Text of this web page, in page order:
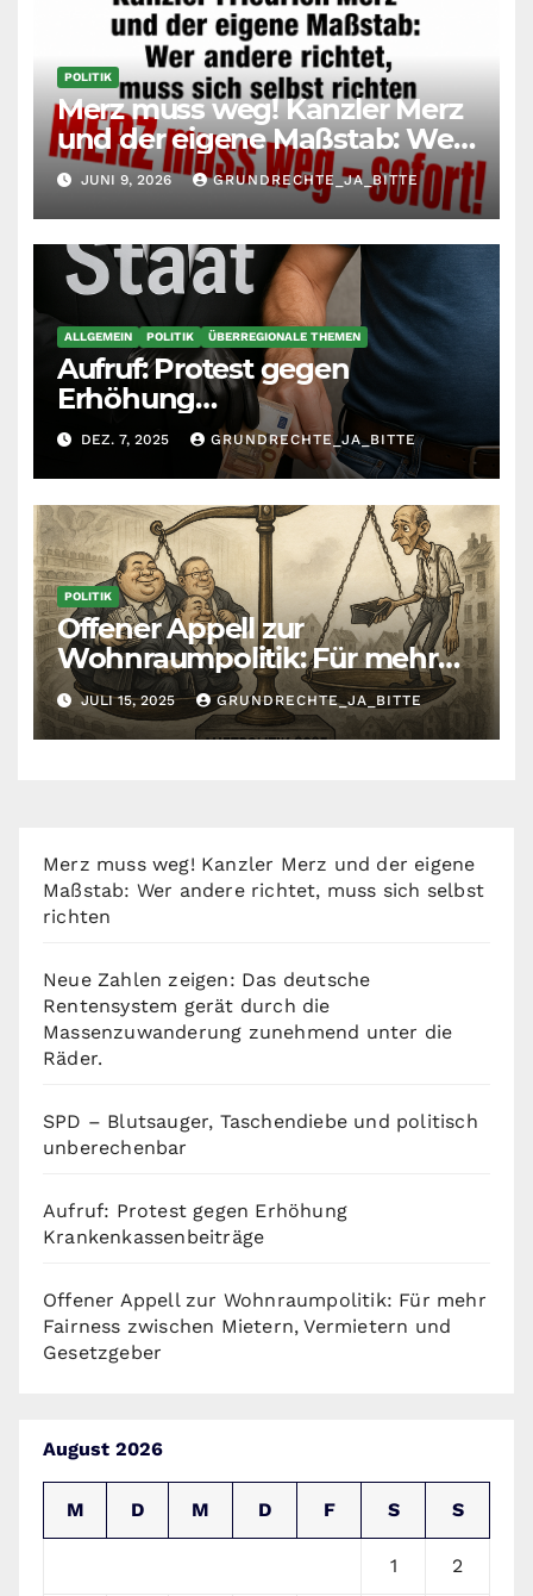
POLITIK
Merz muss weg! Kanzler Merz
und der eigene Maßstab: Wer
andere richtet, muss sich
selbst richten
JUNI 9, 2026 GRUNDRECHTE_JA_BITTE
ALLGEMEIN POLITIK ÜBERREGIONALE THEMEN
Aufruf: Protest gegen
Erhöhung
Krankenkassenbeiträge
DEZ. 7, 2025 GRUNDRECHTE_JA_BITTE
POLITIK
Offener Appell zur
Wohnraumpolitik: Für mehr
Fairness zwischen Mietern,
Vermietern und Gesetzgeber
JULI 15, 2025 GRUNDRECHTE_JA_BITTE
Merz muss weg! Kanzler Merz und der eigene
Maßstab: Wer andere richtet, muss sich selbst
richten
Neue Zahlen zeigen: Das deutsche
Rentensystem gerät durch die
Massenzuwanderung zunehmend unter die
Räder.
SPD – Blutsauger, Taschendiebe und politisch
unberechenbar
Aufruf: Protest gegen Erhöhung
Krankenkassenbeiträge
Offener Appell zur Wohnraumpolitik: Für mehr
Fairness zwischen Mietern, Vermietern und
Gesetzgeber
August 2026
M D M D F S S
1 2